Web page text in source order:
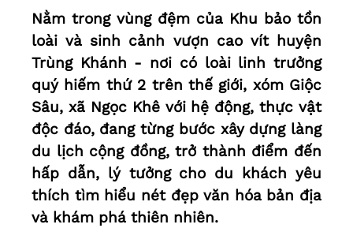
Nằm trong vùng đệm của Khu bảo tồn
loài và sinh cảnh vượn cao vít huyện
Trùng Khánh - nơi có loài linh trưởng
quý hiếm thứ 2 trên thế giới, xóm Giộc
Sâu, xã Ngọc Khê với hệ động, thực vật
độc đáo, đang từng bước xây dựng làng
du lịch cộng đồng, trở thành điểm đến
hấp dẫn, lý tưởng cho du khách yêu
thích tìm hiểu nét đẹp văn hóa bản địa
và khám phá thiên nhiên.